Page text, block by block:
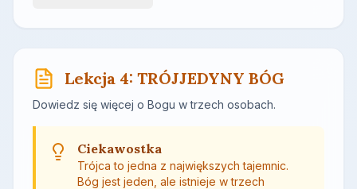
Lekcja 4: TRÓJJEDYNY BÓG
Dowiedz się więcej o Bogu w trzech osobach.
Ciekawostka
Trójca to jedna z największych tajemnic.
Bóg jest jeden, ale istnieje w trzech